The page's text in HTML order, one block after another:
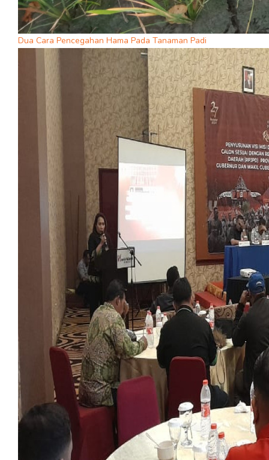
Dua Cara Pencegahan Hama Pada Tanaman Padi